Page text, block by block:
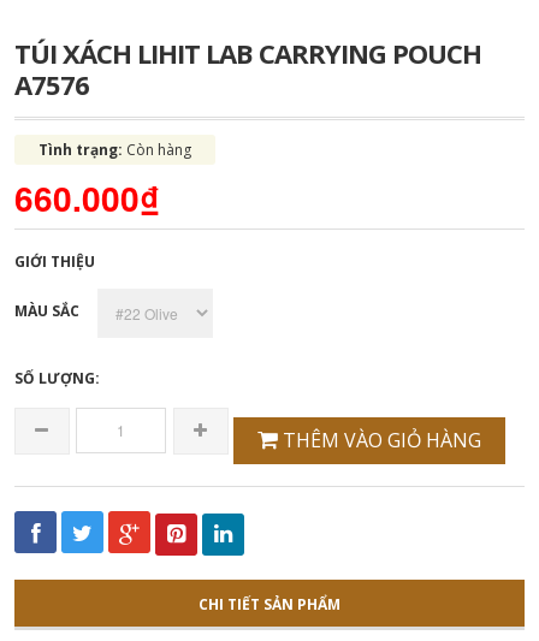
TÚI XÁCH LIHIT LAB CARRYING POUCH
A7576
Tình trạng: Còn hàng
660.000₫
GIỚI THIỆU
MÀU SẮC
SỐ LƯỢNG:
THÊM VÀO GIỎ HÀNG
CHI TIẾT SẢN PHẨM